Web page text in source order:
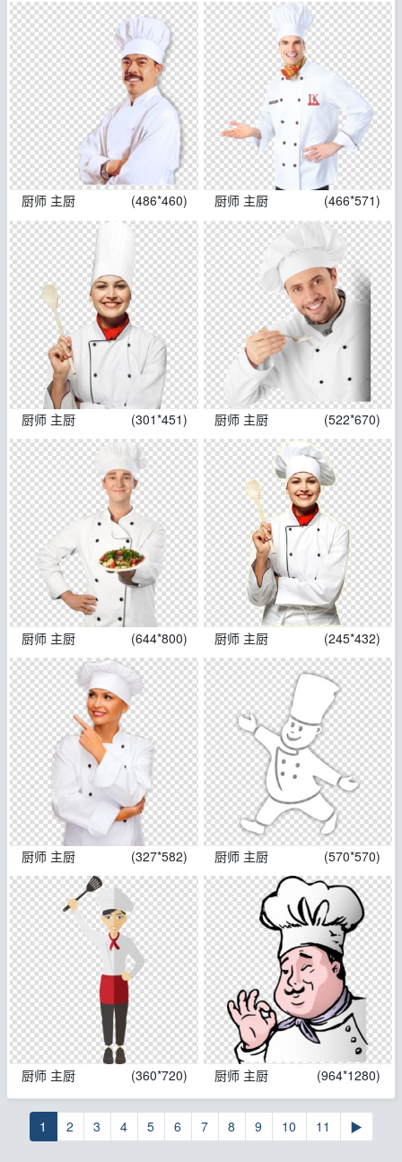
厨师 主厨 (486*460) 厨师 主厨 (466*571)
厨师 主厨 (301*451) 厨师 主厨 (522*670)
厨师 主厨 (644*800) 厨师 主厨 (245*432)
厨师 主厨 (327*582) 厨师 主厨 (570*570)
厨师 主厨 (360*720) 厨师 主厨 (964*1280)
1 2 3 4 5 6 7 8 9 10 11 ▶